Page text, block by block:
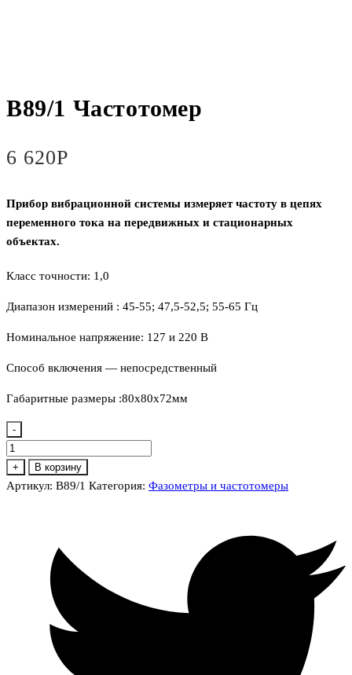
В89/1 Частотомер
6 620Р
Прибор вибрационной системы измеряет частоту в цепях
переменного тока на передвижных и стационарных
объектах.
Класс точности: 1,0
Диапазон измерений : 45-55; 47,5-52,5; 55-65 Гц
Номинальное напряжение: 127 и 220 В
Способ включения — непосредственный
Габаритные размеры :80х80х72мм
-
Количество
товара
В89/1
+ В корзину
Артикул: В89/1 Категория: Фазометры и частотомеры